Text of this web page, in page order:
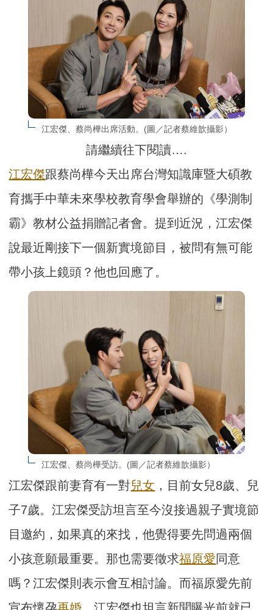
江宏傑、蔡尚樺出席活動。(圖／記者蔡維歆攝影）
請繼續往下閱讀….
江宏傑跟蔡尚樺今天出席台灣知識庫暨大碩教
育攜手中華未來學校教育學會舉辦的《學測制
霸》教材公益捐贈記者會。提到近況，江宏傑
說最近剛接下一個新實境節目，被問有無可能
帶小孩上鏡頭？他也回應了。
江宏傑、蔡尚樺受訪。(圖／記者蔡維歆攝影）
江宏傑跟前妻育有一對兒女 ，目前女兒8歲、兒
子7歲。江宏傑受訪坦言至今沒接過親子實境節
目邀約，如果真的來找，他覺得要先問過兩個
小孩意願最重要。那也需要徵求福原愛同意
嗎？江宏傑則表示會互相討論。而福原愛先前